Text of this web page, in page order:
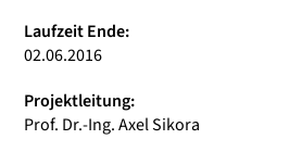
Laufzeit Ende:
02.06.2016
Projektleitung:
Prof. Dr.-Ing. Axel Sikora